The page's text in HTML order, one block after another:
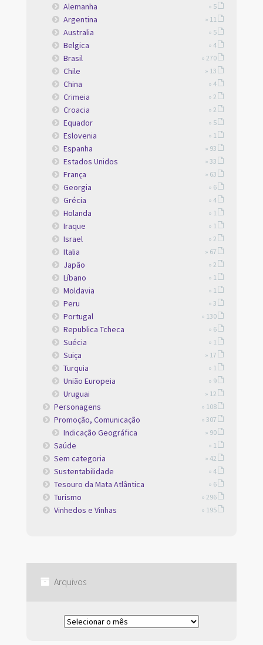
Alemanha » 5
Argentina » 11
Australia » 5
Belgica » 4
Brasil » 270
Chile » 13
China » 4
Crimeia » 2
Croacia » 2
Equador » 5
Eslovenia » 1
Espanha » 93
Estados Unidos » 33
França » 63
Georgia » 6
Grécia » 4
Holanda » 1
Iraque » 1
Israel » 2
Italia » 67
Japão » 2
Líbano » 1
Moldavia » 1
Peru » 3
Portugal » 130
Republica Tcheca » 6
Suécia » 1
Suiça » 17
Turquia » 1
União Europeia » 9
Uruguai » 12
Personagens » 108
Promoção, Comunicação » 307
Indicação Geográfica » 90
Saúde » 1
Sem categoria » 42
Sustentabilidade » 4
Tesouro da Mata Atlântica » 6
Turismo » 296
Vinhedos e Vinhas » 195
Arquivos